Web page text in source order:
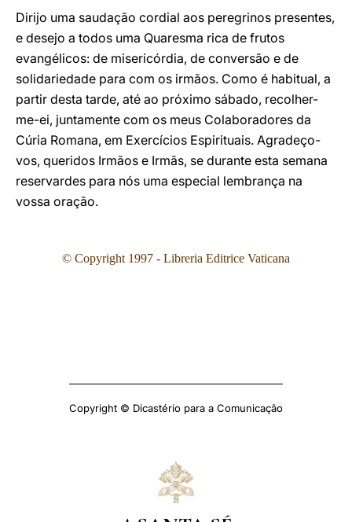
Dirijo uma saudação cordial aos peregrinos presentes,
e desejo a todos uma Quaresma rica de frutos
evangélicos: de misericórdia, de conversão e de
solidariedade para com os irmãos. Como é habitual, a
partir desta tarde, até ao próximo sábado, recolher-
me-ei, juntamente com os meus Colaboradores da
Cúria Romana, em Exercícios Espirituais. Agradeço-
vos, queridos Irmãos e Irmãs, se durante esta semana
reservardes para nós uma especial lembrança na
vossa oração.
© Copyright 1997 - Libreria Editrice Vaticana
Copyright © Dicastério para a Comunicação